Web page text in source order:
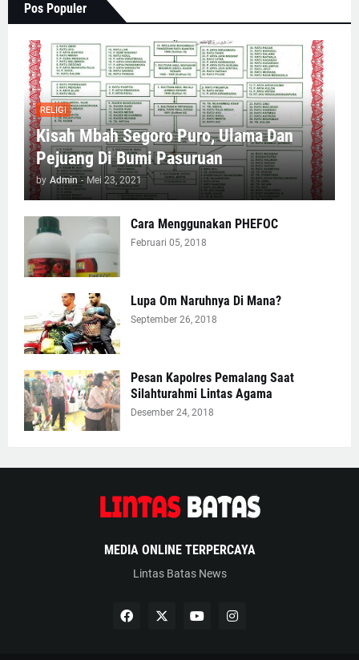
Pos Populer
RELIGI
Kisah Mbah Segoro Puro, Ulama Dan
Pejuang Di Bumi Pasuruan
by Admin - Mei 23, 2021
Cara Menggunakan PHEFOC
Februari 05, 2018
Lupa Om Naruhnya Di Mana?
September 26, 2018
Pesan Kapolres Pemalang Saat
Silahturahmi Lintas Agama
Desember 24, 2018
MEDIA ONLINE TERPERCAYA
Lintas Batas News